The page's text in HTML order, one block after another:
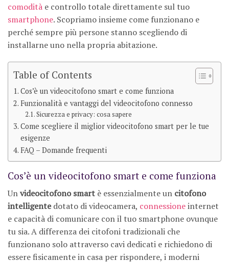
comodità e controllo totale direttamente sul tuo
smartphone. Scopriamo insieme come funzionano e
perché sempre più persone stanno scegliendo di
installarne uno nella propria abitazione.
Table of Contents
Cos’è un videocitofono smart e come funziona
Funzionalità e vantaggi del videocitofono connesso
Sicurezza e privacy: cosa sapere
Come scegliere il miglior videocitofono smart per le tue
esigenze
FAQ – Domande frequenti
Cos’è un videocitofono smart e come funziona
Unvideocitofono smart è essenzialmente un citofono
intelligentedotato di videocamera, connessioneinternet
e capacità di comunicare con il tuo smartphone ovunque
tu sia. A differenza dei citofoni tradizionali che
funzionano solo attraverso cavi dedicati e richiedono di
essere fisicamente in casa per rispondere, i moderni